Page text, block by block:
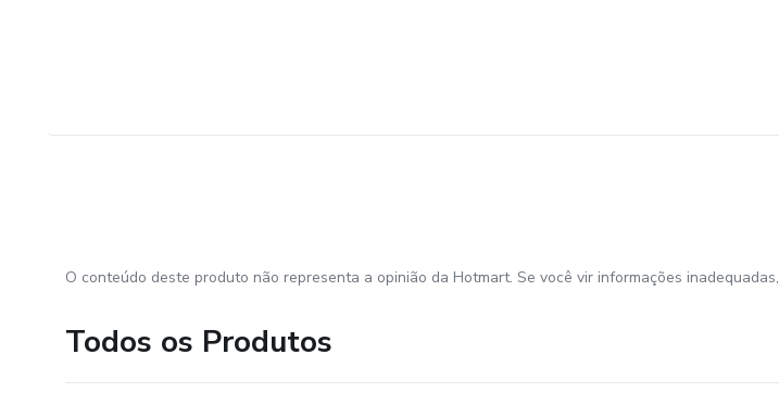
O conteúdo deste produto não representa a opinião da Hotmart. Se você vir informações inadequadas,
Todos os Produtos